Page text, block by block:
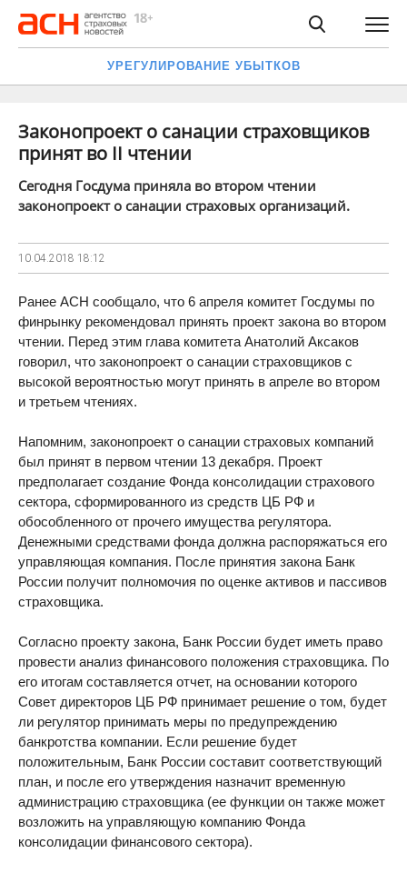
УРЕГУЛИРОВАНИЕ УБЫТКОВ
Законопроект о санации страховщиков
принят во II чтении
Сегодня Госдума приняла во втором чтении
законопроект о санации страховых организаций.
10.04.2018 18:12
Ранее АСН сообщало, что 6 апреля комитет Госдумы по
финрынку рекомендовал принять проект закона во втором
чтении. Перед этим глава комитета Анатолий Аксаков
говорил, что законопроект о санации страховщиков с
высокой вероятностью могут принять в апреле во втором
и третьем чтениях.
Напомним, законопроект о санации страховых компаний
был принят в первом чтении 13 декабря. Проект
предполагает создание Фонда консолидации страхового
сектора, сформированного из средств ЦБ РФ и
обособленного от прочего имущества регулятора.
Денежными средствами фонда должна распоряжаться его
управляющая компания. После принятия закона Банк
России получит полномочия по оценке активов и пассивов
страховщика.
Согласно проекту закона, Банк России будет иметь право
провести анализ финансового положения страховщика. По
его итогам составляется отчет, на основании которого
Совет директоров ЦБ РФ принимает решение о том, будет
ли регулятор принимать меры по предупреждению
банкротства компании. Если решение будет
положительным, Банк России составит соответствующий
план, и после его утверждения назначит временную
администрацию страховщика (ее функции он также может
возложить на управляющую компанию Фонда
консолидации финансового сектора).